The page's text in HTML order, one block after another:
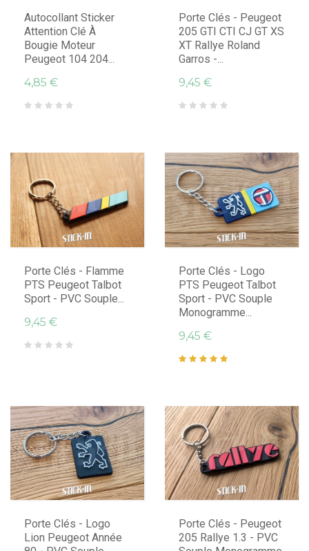
Autocollant Sticker
Attention Clé À
Bougie Moteur
Peugeot 104 204...
4,85 €
Porte Clés - Peugeot
205 GTI CTI CJ GT XS
XT Rallye Roland
Garros -...
9,45 €
Porte Clés - Flamme
PTS Peugeot Talbot
Sport - PVC Souple...
9,45 €
Porte Clés - Logo
PTS Peugeot Talbot
Sport - PVC Souple
Monogramme...
9,45 €
Porte Clés - Logo
Lion Peugeot Année
Porte Clés - Peugeot
205 Rallye 1.3 - PVC